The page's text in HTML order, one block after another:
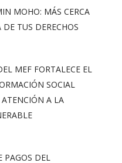
MOHO: MÁS CERCA
TUS DERECHOS
MEF FORTALECE EL
SOCIAL
ATENCIÓN A LA
PAGOS DEL